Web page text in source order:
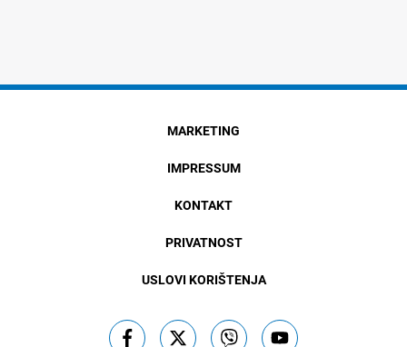
MARKETING
IMPRESSUM
KONTAKT
PRIVATNOST
USLOVI KORIŠTENJA